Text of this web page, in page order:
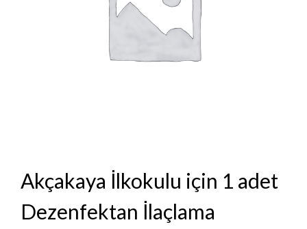
Akçakaya İlkokulu için 1 adet
Dezenfektan İlaçlama